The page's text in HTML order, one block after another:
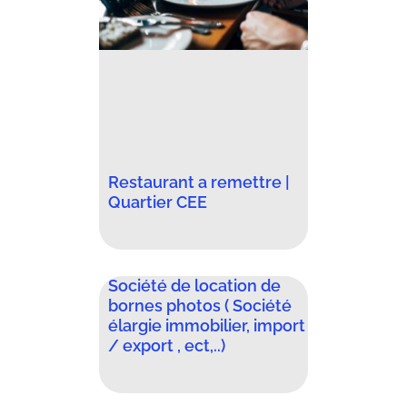
Restaurant a remettre |
Quartier CEE
Société de location de
bornes photos ( Société
élargie immobilier, import
/ export , ect,..)